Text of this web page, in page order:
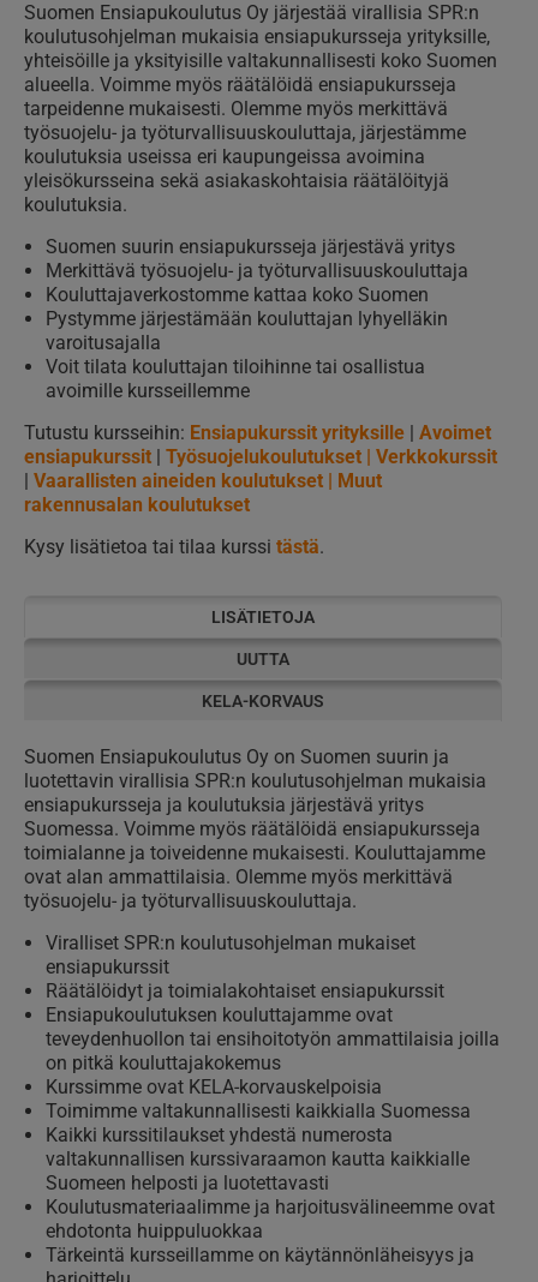
Suomen Ensiapukoulutus Oy järjestää virallisia SPR:n
koulutusohjelman mukaisia ensiapukursseja yrityksille,
yhteisöille ja yksityisille valtakunnallisesti koko Suomen
alueella. Voimme myös räätälöidä ensiapukursseja
tarpeidenne mukaisesti. Olemme myös merkittävä
työsuojelu- ja työturvallisuuskouluttaja, järjestämme
koulutuksia useissa eri kaupungeissa avoimina
yleisökursseina sekä asiakaskohtaisia räätälöityjä
koulutuksia.
Suomen suurin ensiapukursseja järjestävä yritys
Merkittävä työsuojelu- ja työturvallisuuskouluttaja
Kouluttajaverkostomme kattaa koko Suomen
Pystymme järjestämään kouluttajan lyhyelläkin
varoitusajalla
Voit tilata kouluttajan tiloihinne tai osallistua
avoimille kursseillemme
Tutustu kursseihin: Ensiapukurssit yrityksille
Avoimet
ensiapukurssit
Työsuojelukoulutukset |
Verkkokurssit
Vaarallisten aineiden koulutukset
Muut
rakennusalan koulutukset
Kysy lisätietoa tai tilaa kurssi tästä.
LISÄTIETOJA
UUTTA
KELA-KORVAUS
Suomen Ensiapukoulutus Oy on Suomen suurin ja
luotettavin virallisia SPR:n koulutusohjelman mukaisia
ensiapukursseja ja koulutuksia järjestävä yritys
Suomessa. Voimme myös räätälöidä ensiapukursseja
toimialanne ja toiveidenne mukaisesti. Kouluttajamme
ovat alan ammattilaisia. Olemme myös merkittävä
työsuojelu- ja työturvallisuuskouluttaja.
Viralliset SPR:n koulutusohjelman mukaiset
ensiapukurssit
Räätälöidyt ja toimialakohtaiset ensiapukurssit
Ensiapukoulutuksen kouluttajamme ovat
teveydenhuollon tai ensihoitotyön ammattilaisia joilla
on pitkä kouluttajakokemus
Kurssimme ovat KELA-korvauskelpoisia
Toimimme valtakunnallisesti kaikkialla Suomessa
Kaikki kurssitilaukset yhdestä numerosta
valtakunnallisen kurssivaraamon kautta kaikkialle
Suomeen helposti ja luotettavasti
Koulutusmateriaalimme ja harjoitusvälineemme ovat
ehdotonta huippuluokkaa
Tärkeintä kursseillamme on käytännönläheisyys ja